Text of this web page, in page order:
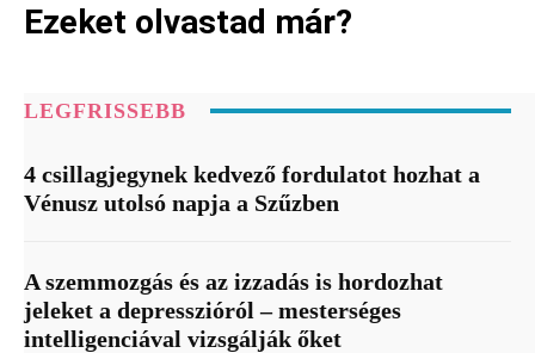
Ezeket olvastad már?
LEGFRISSEBB
4 csillagjegynek kedvező fordulatot hozhat a
Vénusz utolsó napja a Szűzben
A szemmozgás és az izzadás is hordozhat
jeleket a depresszióról – mesterséges
intelligenciával vizsgálják őket